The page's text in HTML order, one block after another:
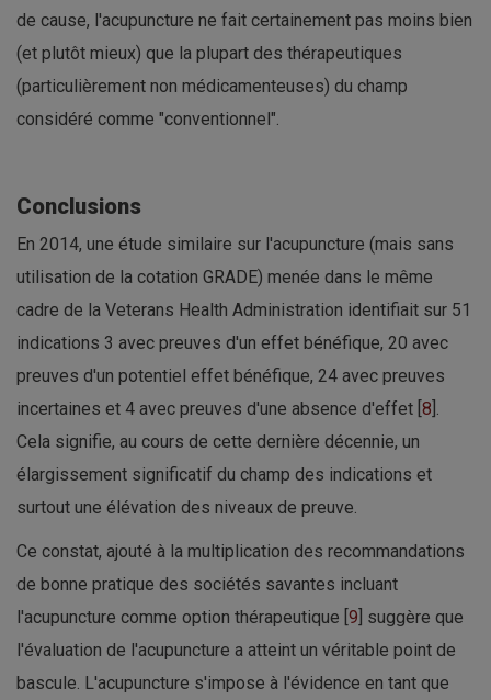
de cause, l'acupuncture ne fait certainement pas moins bien
(et plutôt mieux) que la plupart des thérapeutiques
(particulièrement non médicamenteuses) du champ
considéré comme "conventionnel".
Conclusions
En 2014, une étude similaire sur l'acupuncture (mais sans
utilisation de la cotation GRADE) menée dans le même
cadre de la Veterans Health Administration identifiait sur 51
indications 3 avec preuves d'un effet bénéfique, 20 avec
preuves d'un potentiel effet bénéfique, 24 avec preuves
incertaines et 4 avec preuves d'une absence d'effet [ 8 ].
Cela signifie, au cours de cette dernière décennie, un
élargissement significatif du champ des indications et
surtout une élévation des niveaux de preuve.
Ce constat, ajouté à la multiplication des recommandations
de bonne pratique des sociétés savantes incluant
l'acupuncture comme option thérapeutique [ 9 ] suggère que
l'évaluation de l'acupuncture a atteint un véritable point de
bascule. L'acupuncture s'impose à l'évidence en tant que